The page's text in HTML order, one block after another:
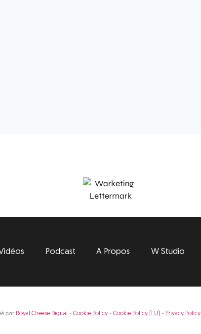
Podcast A Propos W Studio
par Royal Cheese Digital -Cookie Policy -Cookie Policy (EU) - Privacy Policy